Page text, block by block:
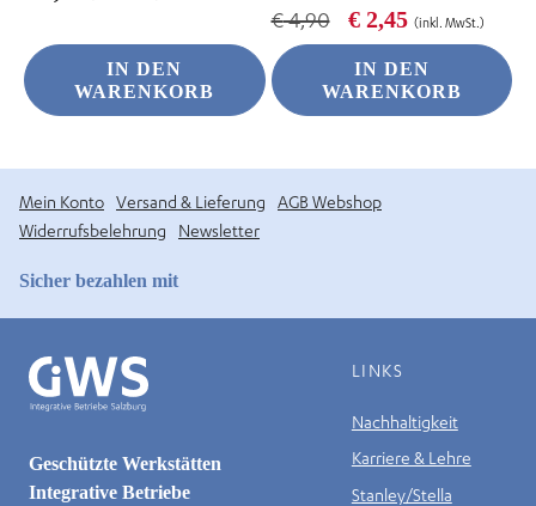
IN DEN
WARENKORB
€4,90
Ursprünglicher
Preis
war:
€ 4,90
€2,45Aktueller
Preis
ist:
€ 2,45.
(inkl. MwSt.)
IN DEN
WARENKORB
Mein Konto Versand & Lieferung
AGB Webshop
Widerrufsbelehrung
Newsletter
Sicher bezahlen mit
Geschützte Werkstätten
Integrative Betriebe
LINKS
Nachhaltigkeit
Karriere & Lehre
Stanley/Stella